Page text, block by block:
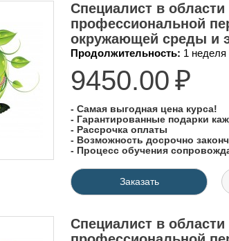
Специалист в области
профессиональной
окружающей среды и
Продолжительность: 1 неделя
9450.00 ₽
- Самая выгодная цена курса!
- Гарантированные подарки
- Рассрочка оплаты
- Возможность досрочно
- Процесс обучения
Заказать
Специалист в области